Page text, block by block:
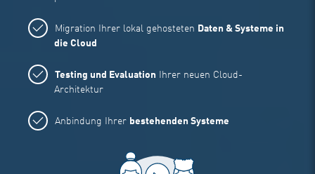
Migration Ihrer lokal gehosteten Daten & Systeme in
die Cloud
Testing und Evaluation Ihrer neuen Cloud-
Architektur
Anbindung Ihrer bestehenden Systeme